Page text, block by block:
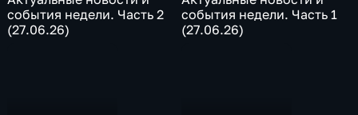
события недели. Часть 2
(27.06.26)
события недели. Часть 1
(27.06.26)